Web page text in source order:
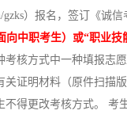
gzks）报名，签订《诚
向中职考生）或“职业技
考核方式中一种填报志
关证明材料（原件扫描版
不得更改考核方式。 考